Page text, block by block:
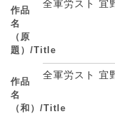
作品
名
（原
題）/Title
全軍労スト 宜
作品
名
（和）/Title
全軍労スト 宜